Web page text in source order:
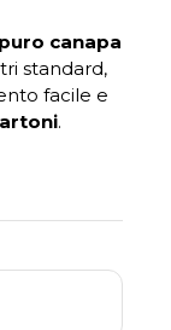
puro canapa
standard,
facile e
.